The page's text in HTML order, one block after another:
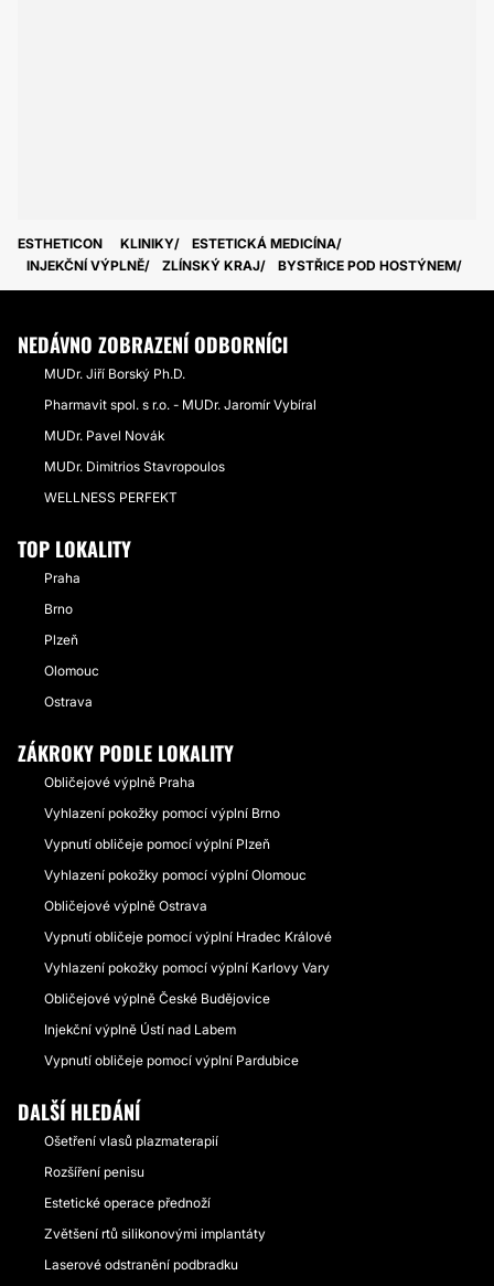
ESTHETICON KLINIKY
ESTETICKÁ MEDICÍNA
INJEKČNÍ VÝPLNĚ
ZLÍNSKÝ KRAJ BYSTŘICE POD HOSTÝNEM
NEDÁVNO ZOBRAZENÍ ODBORNÍCI
MUDr. Jiří Borský Ph.D.
Pharmavit spol. s r.o. - MUDr. Jaromír Vybíral
MUDr. Pavel Novák
MUDr. Dimitrios Stavropoulos
WELLNESS PERFEKT
TOP LOKALITY
Praha
Brno
Plzeň
Olomouc
Ostrava
ZÁKROKY PODLE LOKALITY
Obličejové výplně Praha
Vyhlazení pokožky pomocí výplní Brno
Vypnutí obličeje pomocí výplní Plzeň
Vyhlazení pokožky pomocí výplní Olomouc
Obličejové výplně Ostrava
Vypnutí obličeje pomocí výplní Hradec Králové
Vyhlazení pokožky pomocí výplní Karlovy Vary
Obličejové výplně České Budějovice
Injekční výplně Ústí nad Labem
Vypnutí obličeje pomocí výplní Pardubice
DALŠÍ HLEDÁNÍ
Ošetření vlasů plazmaterapií
Rozšíření penisu
Estetické operace přednoží
Zvětšení rtů silikonovými implantáty
Laserové odstranění podbradku